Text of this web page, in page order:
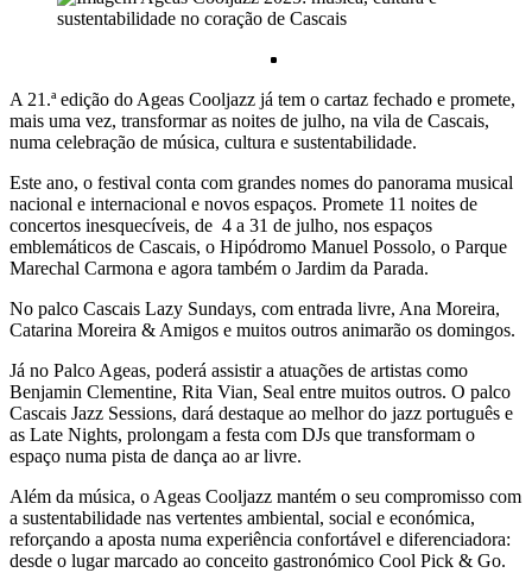
A 21.ª edição do Ageas Cooljazz já tem o cartaz fechado e promete,
mais uma vez, transformar as noites de julho, na vila de Cascais,
numa celebração de música, cultura e sustentabilidade.
Este ano, o festival conta com grandes nomes do panorama musical
nacional e internacional e novos espaços. Promete 11 noites de
concertos inesquecíveis, de 4 a 31 de julho, nos espaços
emblemáticos de Cascais, o Hipódromo Manuel Possolo, o Parque
Marechal Carmona e agora também o Jardim da Parada.
No palco Cascais Lazy Sundays, com entrada livre, Ana Moreira,
Catarina Moreira & Amigos e muitos outros animarão os domingos.
Já no Palco Ageas, poderá assistir a atuações de artistas como
Benjamin Clementine, Rita Vian, Seal entre muitos outros. O palco
Cascais Jazz Sessions, dará destaque ao melhor do jazz português e
as Late Nights, prolongam a festa com DJs que transformam o
espaço numa pista de dança ao ar livre.
Além da música, o Ageas Cooljazz mantém o seu compromisso com
a sustentabilidade nas vertentes ambiental, social e económica,
reforçando a aposta numa experiência confortável e diferenciadora:
desde o lugar marcado ao conceito gastronómico Cool Pick & Go.